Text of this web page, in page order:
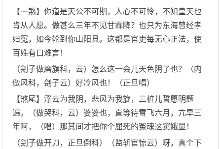
【一煞】你道是天公不可期，人心不可怜，不知皇天也
肯从人愿。做甚么三年不见甘霖降？也只为东海曾经孝
妇冤，如今轮到你山阳县。这都是官吏每无心正法，使
百姓有口难言！
（刽子做磨旗科，云）怎么这一会儿天色阴了也？（内
做风科，刽子云）好冷风也！（正旦唱）
【煞尾】浮云为我阴，悲风为我旋，三桩儿誓愿明题
遍。（做哭科，云）婆婆也，直等待雪飞六月，亢旱三
年呵，（唱）那其间才把你个屈死的冤魂这窦娥显！
（刽子做开刀，正旦倒科）（监斩官惊云）呀，真个下